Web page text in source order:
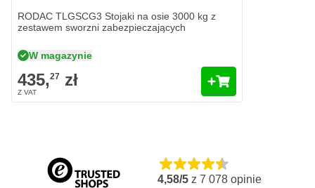
RODAC TLGSCG3 Stojaki na osie 3000 kg z
zestawem sworzni zabezpieczających
W magazynie
435,27 zł
4,58/5 z 7 078 opinie